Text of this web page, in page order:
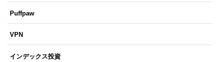
Puffpaw
VPN
インデックス投資